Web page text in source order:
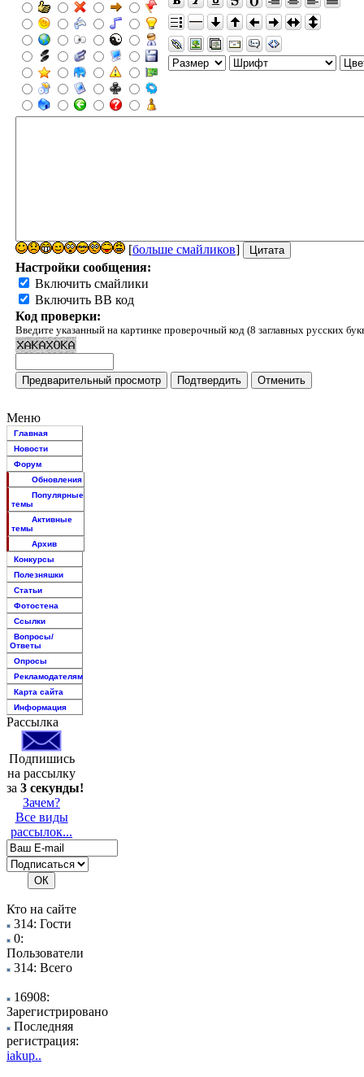
[больше смайликов]
Настройки сообщения:
Включить смайлики
Включить BB код
Код проверки:
Введите указанный на картинке проверочный код (8 заглавных русских
Меню
Главная
Новости
Форум
Обновления
Популярные
темы
Активные
темы
Архив
Конкурсы
Полезняшки
Статьи
Фотостена
Ссылки
Вопросы/
Ответы
Опросы
Рекламодателям
Карта сайта
Информация
Рассылка
Подпишись
на рассылку
за 3 секунды!
Зачем?
Все виды
рассылок...
Кто на сайте
314: Гости
0:
Пользователи
314: Всего
16908:
Зарегистрировано
Последняя
регистрация:
iakup..